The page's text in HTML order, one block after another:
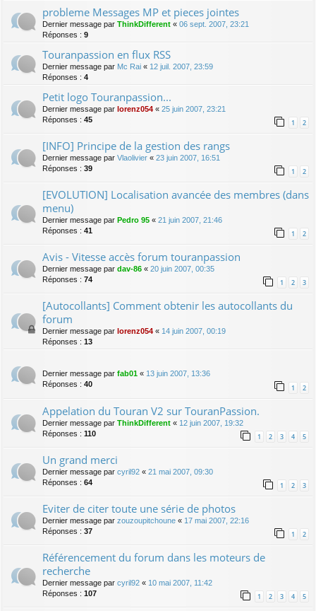
probleme Messages MP et pieces jointes
Dernier message par ThinkDifferent « 06 sept. 2007, 23:21
Réponses : 9
Touranpassion en flux RSS
Dernier message par Mc Rai « 12 juil. 2007, 23:59
Réponses : 4
Petit logo Touranpassion...
Dernier message par lorenz054 « 25 juin 2007, 23:21
Réponses : 45 1 2
[INFO] Principe de la gestion des rangs
Dernier message par Vlaolivier « 23 juin 2007, 16:51
Réponses : 39 1 2
[EVOLUTION] Localisation avancée des membres (dans
menu)
Dernier message par Pedro 95 « 21 juin 2007, 21:46
Réponses : 41 1 2
Avis - Vitesse accès forum touranpassion
Dernier message par dav-86 « 20 juin 2007, 00:35
Réponses : 74 1 2 3
[Autocollants] Comment obtenir les autocollants du
forum
Dernier message par lorenz054 « 14 juin 2007, 00:19
Réponses : 13
Dernier message par fab01 « 13 juin 2007, 13:36
Réponses : 40 1 2
Appelation du Touran V2 sur TouranPassion.
Dernier message par ThinkDifferent « 12 juin 2007, 19:32
Réponses : 110 1 2 3 4 5
Un grand merci
Dernier message par cyril92 « 21 mai 2007, 09:30
Réponses : 64 1 2 3
Eviter de citer toute une série de photos
Dernier message par zouzoupitchoune « 17 mai 2007, 22:16
Réponses : 37 1 2
Référencement du forum dans les moteurs de
recherche
Dernier message par cyril92 « 10 mai 2007, 11:42
Réponses : 107 1 2 3 4 5